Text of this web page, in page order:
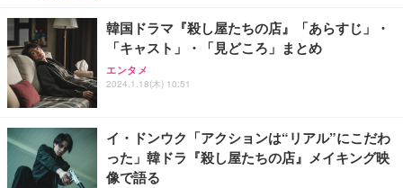
務用 おしゃれ パソコンチェア (ホワイト)
ANDWINT オフィスチェア デスクチェア 肘なし メ
ッシュ 通気性 ランバーサポート付き 腰サポート ガ
ス圧無段階昇降 360度回転 キャスター付き コンパク
【MiniLED/24.5inch/280Hz/FHD】GRAPHT THE S
HOOTER Gaming Monitor 24” Essential ゲーミン
グモニター QD 24.5インチ 1ms FHD 量子ドット 残
アイリスオーヤマ ペットシーツ 超厚型 お徳用 レギ
ュラー 200枚入【Amazon.co.jp限定】
韓国ドラマ『殺し屋たちの店』「あらすじ」・
「キャスト」・「見どころ」まとめ
エンタメ
2024.1.18(木) 10:51
イ・ドンウク「アクションは“リアル”にこだわ
った」韓ドラ『殺し屋たちの店』メイキング映
像で語る